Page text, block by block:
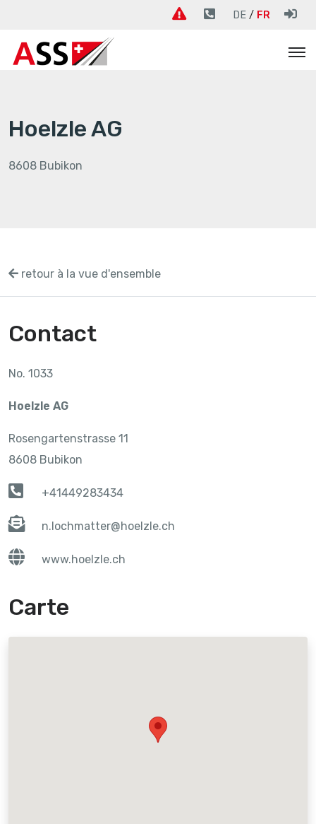
DE FR
Hoelzle AG
8608 Bubikon
retour à la vue d'ensemble
Contact
No. 1033
Hoelzle AG
Rosengartenstrasse 11
8608 Bubikon
+41449283434
n.lochmatter@hoelzle.ch
www.hoelzle.ch
Carte